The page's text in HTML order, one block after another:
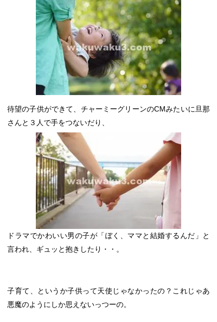
待望の子供ができて、チャーミーグリーンのCMみたいに旦那
さんと３人で手をつないだり、
ドラマでかわいい男の子が「ぼく、ママと結婚するんだ」と
言われ、ギュッと抱きしたり・・。
子育て、というか子供って天使じゃなかったの？これじゃあ
悪魔のようにしか思えないっつーの。